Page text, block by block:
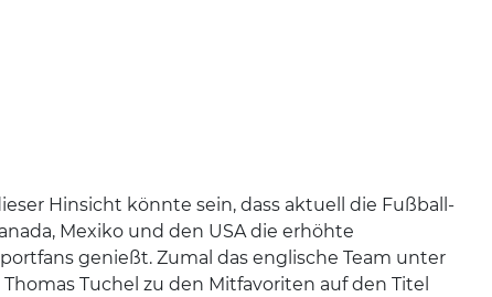
Hinsicht könnte sein, dass aktuell die Fußball-
Mexiko und den USA die erhöhte
genießt. Zumal das englische Team unter
Tuchel zu den Mitfavoriten auf den Titel